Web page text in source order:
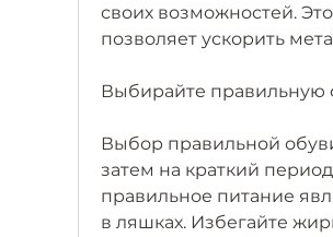
своих возможностей.
позволяет ускорить
Выбирайте правильную
Выбор правильной
затем на краткий
правильное питание
в ляшках. Избегайте